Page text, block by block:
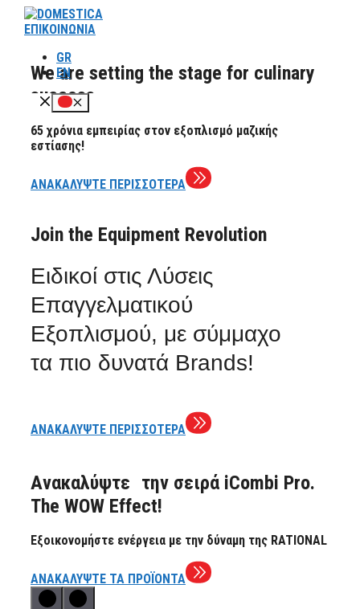
Μετάβαση
ΕΠΙΚΟΙΝΩΝΙΑ
GR
EN
We are setting the stage for culinary
success
65 χρόνια εμπειρίας στον εξοπλισμό μαζικής
εστίασης!
ΑΝΑΚΑΛΥΨΤΕ ΠΕΡΙΣΣΟΤΕΡΑ
Join the Equipment Revolution
Ειδικοί στις Λύσεις
Επαγγελματικού
Εξοπλισμού, με σύμμαχο
τα πιο δυνατά Brands!
ΑΝΑΚΑΛΥΨΤΕ ΠΕΡΙΣΣΟΤΕΡΑ
Aνακαλύψτε την σειρά iCombi Pro.
The WOW Effect!
Εξοικονομήστε ενέργεια με την δύναμη της RATIONAL
ΑΝΑΚΑΛΥΨΤΕ ΤΑ ΠΡΟΪΟΝΤΑ